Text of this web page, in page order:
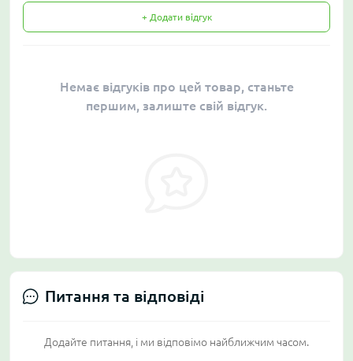
+ Додати відгук
Немає відгуків про цей товар, станьте
першим, залиште свій відгук.
Питання та відповіді
Додайте питання, і ми відповімо найближчим часом.